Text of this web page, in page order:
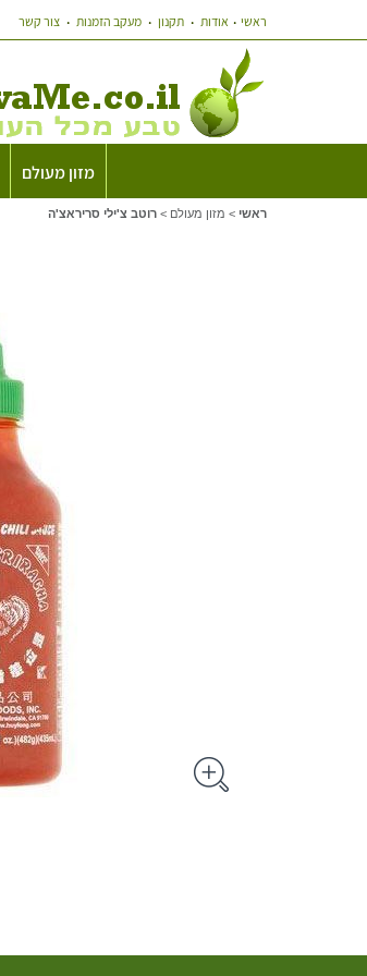
ראשי אודות תקנון מעקב הזמנות צור קשר
מזון מעולם
ראשי > מזון מעולם > רוטב צ'ילי סריראצ'ה